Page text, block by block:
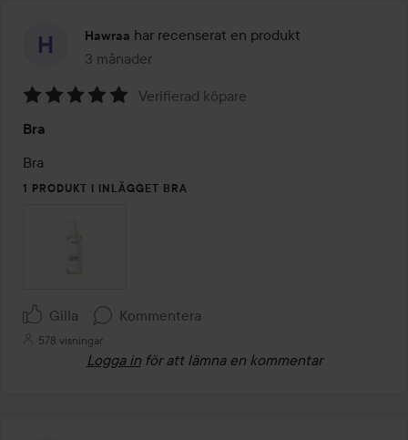
Hawraa har recenserat en produkt
3 månader
Inlägget skapades 3 månader
5
av
5
Verifierad köpare
Bra
Bra
1 PRODUKT I INLÄGGET BRA
Gilla Kommentera
578 visningar
Logga in för att lämna en kommentar